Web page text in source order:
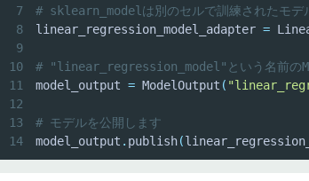
7
# sklearn_modelは別のセルで訓練されたモデ
8
linear_regression_model_adapter =
9
10
# "linear_regression_model"という名前の
11
model_output = ModelOutput (
12
13
# モデルを公開します
14
model_output . publish(